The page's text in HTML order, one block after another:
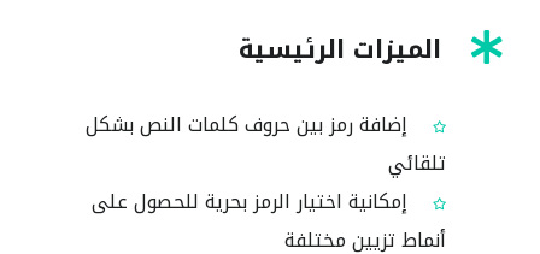
الميزات الرئيسية
إضافة رمز بين حروف كلمات النص بشكل
تلقائي
إمكانية اختيار الرمز بحرية للحصول على
أنماط تزيين مختلفة